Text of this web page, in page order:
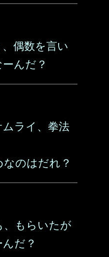
偶数を言い
んだ？
ライ、拳法
のはだれ？
もらいたが
だ？